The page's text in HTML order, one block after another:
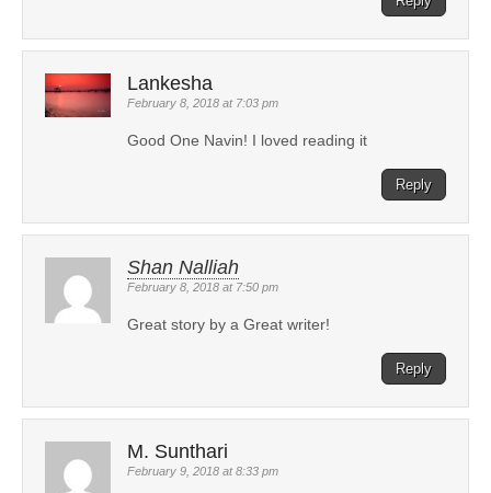
Lankesha
February 8, 2018 at 7:03 pm
Good One Navin! I loved reading it
Reply
Shan Nalliah
February 8, 2018 at 7:50 pm
Great story by a Great writer!
Reply
M. Sunthari
February 9, 2018 at 8:33 pm